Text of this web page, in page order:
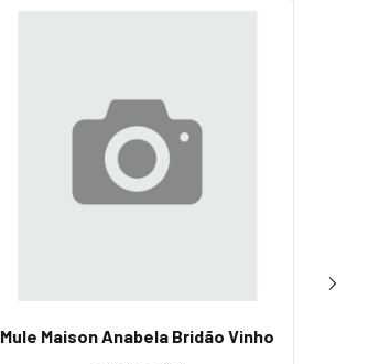
Mule Maison Anabela Bridão Vinho